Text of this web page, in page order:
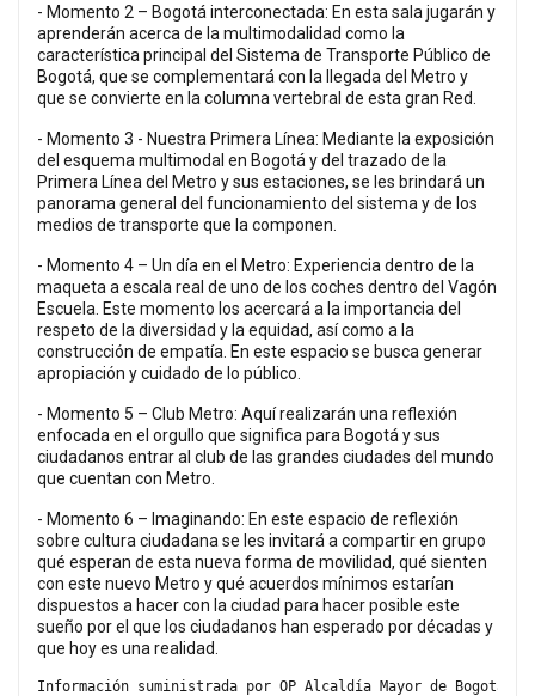
- Momento 2 – Bogotá interconectada: En esta sala jugarán y
aprenderán acerca de la multimodalidad como la
característica principal del Sistema de Transporte Público de
Bogotá, que se complementará con la llegada del Metro y
que se convierte en la columna vertebral de esta gran Red.
- Momento 3 - Nuestra Primera Línea: Mediante la exposición
del esquema multimodal en Bogotá y del trazado de la
Primera Línea del Metro y sus estaciones, se les brindará un
panorama general del funcionamiento del sistema y de los
medios de transporte que la componen.
- Momento 4 – Un día en el Metro: Experiencia dentro de la
maqueta a escala real de uno de los coches dentro del Vagón
Escuela. Este momento los acercará a la importancia del
respeto de la diversidad y la equidad, así como a la
construcción de empatía. En este espacio se busca generar
apropiación y cuidado de lo público.
- Momento 5 – Club Metro: Aquí realizarán una reflexión
enfocada en el orgullo que significa para Bogotá y sus
ciudadanos entrar al club de las grandes ciudades del mundo
que cuentan con Metro.
- Momento 6 – Imaginando: En este espacio de reflexión
sobre cultura ciudadana se les invitará a compartir en grupo
qué esperan de esta nueva forma de movilidad, qué sienten
con este nuevo Metro y qué acuerdos mínimos estarían
dispuestos a hacer con la ciudad para hacer posible este
sueño por el que los ciudadanos han esperado por décadas y
que hoy es una realidad.
Información suministrada por OP Alcaldía Mayor de Bogotá